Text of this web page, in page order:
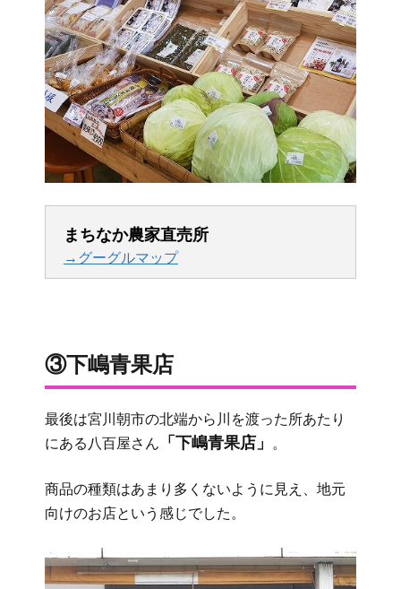
まちなか農家直売所
→グーグルマップ
③下嶋青果店
最後は宮川朝市の北端から川を渡った所あたり
にある八百屋さん
「下嶋青果店」 。
商品の種類はあまり多くないように見え、地元
向けのお店という感じでした。